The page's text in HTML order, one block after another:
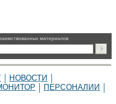
материалов
НОВОСТИ
ПЕРСОНАЛИИ